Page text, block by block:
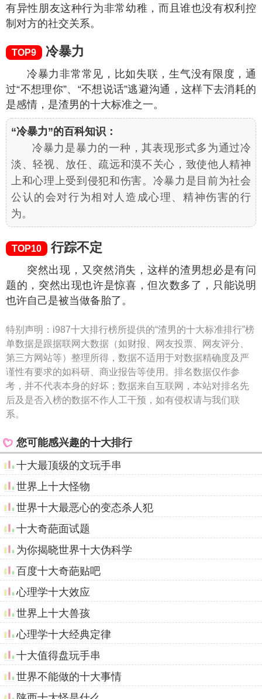
有异性朋友这种行为非常幼稚，而且谁也没有权利控
制对方的社交关系。
TOP9 冷暴力
冷暴力非常常见，比如失联，生气没有限度，通
过“不想理你”、“不想说话”逃避沟通，这样下去消耗的
是感情，是渣男的十大标准之一。
“冷暴力”的百科知识：
冷暴力是暴力的一种，其表现形式多为通过冷
淡、轻视、放任、疏远和漠不关心，致使他人精神
上和心理上受到侵犯和伤害。冷暴力是目前为社会
公认的会对行为相对人造成心理、精神伤害的行
为。
TOP10 行踪不定
突然出现，又突然消失，这样的渣男想必是有问
题的，突然出现也许是惊喜，但次数多了，只能说明
也许自己是被当做备胎了。
特别声明： i987十大排行榜所提供的“渣男的十大标准排行”榜
单数据是跟据联网大数据（如财报、网友投票、网友评分、
第三方网站等）整理所得，数据不适用于对数据精确度及严
谨性有要求的如科研、商业报告等使用。排名数据仅作参
考，并不代表本身的好坏；数据来自互联网，本站对排名先
后及是否入榜的数据不作人工干预，如有侵权请与我们联
系。
您可能感兴趣的十大排行
十大最顶级的文玩手串
世界上十大怪物
世界十大最恶心的变态杀人犯
十大奇葩面试题
为你揭晓世界十大伪科学
百度十大奇葩贴吧
心理学十大效应
世界上十大兽孩
心理学十大经典定律
十大值得盘玩手串
世界不能做的十大事情